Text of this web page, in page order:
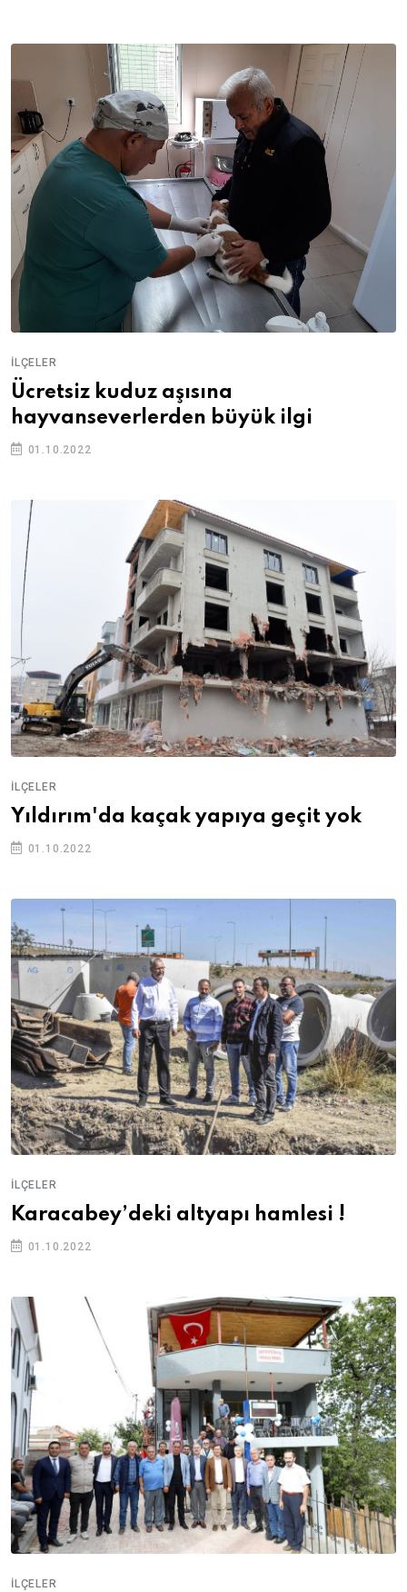
İLÇELER
Ücretsiz kuduz aşısına
hayvanseverlerden büyük ilgi
01.10.2022
İLÇELER
Yıldırım'da kaçak yapıya geçit yok
01.10.2022
İLÇELER
Karacabey’deki altyapı hamlesi !
01.10.2022
İLÇELER